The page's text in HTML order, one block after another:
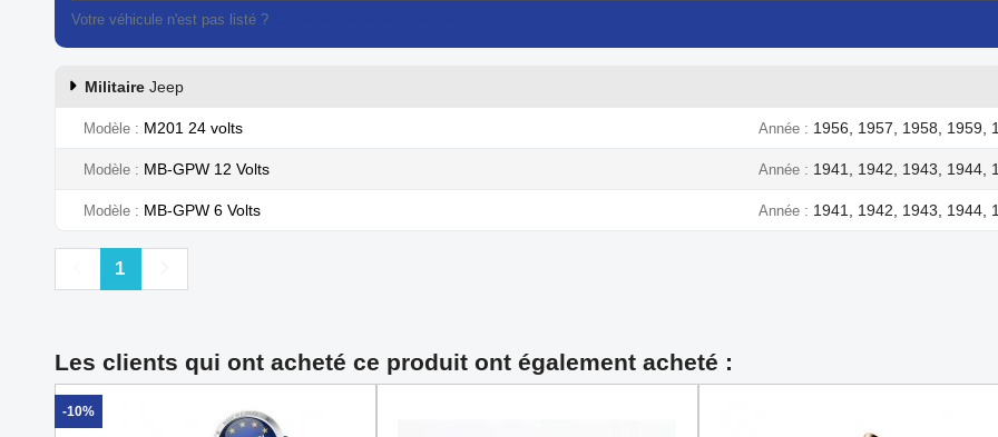
Votre véhicule n'est pas listé ?
Militaire Jeep
Modèle M201 24 volts Année 1956, 1957, 1958, 1959,
Modèle MB-GPW 12 Volts Année 1941, 1942, 1943, 1944,
Modèle MB-GPW 6 Volts Année 1941, 1942, 1943, 1944,
Précédent
1
Les clients qui ont acheté ce produit ont également acheté :
-10%